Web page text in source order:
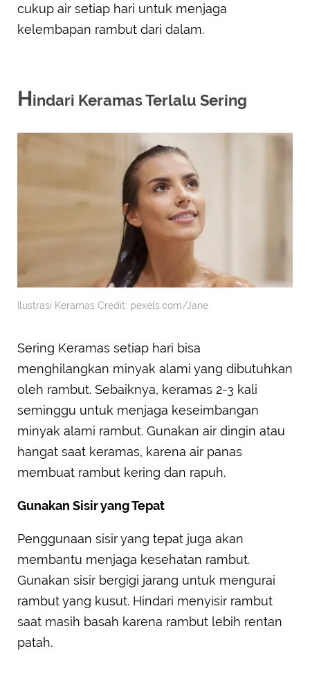
cukup air setiap hari untuk menjaga
kelembapan rambut dari dalam.
Hindari Keramas Terlalu Sering
Ilustrasi Keramas Credit: pexels.com/Jane
Sering Keramas setiap hari bisa
menghilangkan minyak alami yang dibutuhkan
oleh rambut. Sebaiknya, keramas 2-3 kali
seminggu untuk menjaga keseimbangan
minyak alami rambut. Gunakan air dingin atau
hangat saat keramas, karena air panas
membuat rambut kering dan rapuh.
Gunakan Sisir yang Tepat
Penggunaan sisir yang tepat juga akan
membantu menjaga kesehatan rambut.
Gunakan sisir bergigi jarang untuk mengurai
rambut yang kusut. Hindari menyisir rambut
saat masih basah karena rambut lebih rentan
patah.